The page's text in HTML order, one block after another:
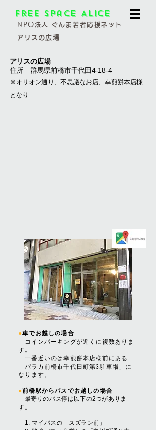
Free Space Alice
NPO法人 ぐんま若者応援ネット
アリスの広場
アリスの広場
住所 群馬県前橋市千代田4-18-4
※オ リオン通り、 不思議なお店、幸煎餅本店様
となり
●車でお越しの場合
コイ ンパーキングが近くに複数ありま
す。
一番近いのは幸煎餅本店様前にある
「パラカ前橋市千代田町第3駐車場」に
なります。
●前橋駅からバスでお越しの場合
最寄りのバス停は以下の2つがありま
す。
1. マイバスの「スズラン前」
2. 路線バス（公営）の「立川町通り東」